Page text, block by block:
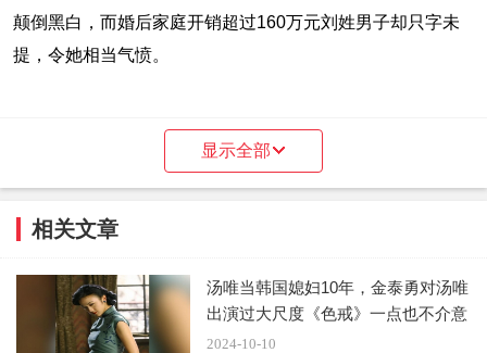
颠倒黑白，而婚后家庭开销超过160万元刘姓男子却只字未
提，令她相当气愤。
显示全部
相关文章
汤唯当韩国媳妇10年，金泰勇对汤唯
出演过大尺度《色戒》一点也不介意
2024-10-10